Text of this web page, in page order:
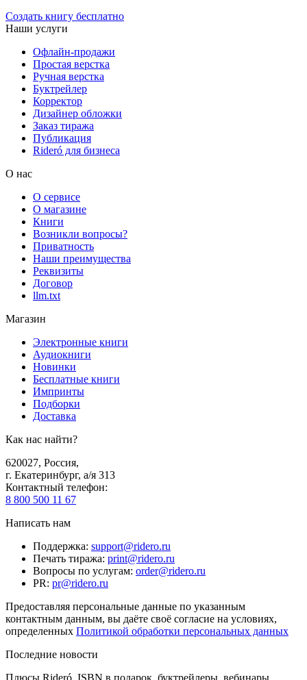
Создать книгу бесплатно
Наши услуги
Офлайн-продажи
Простая верстка
Ручная верстка
Буктрейлер
Корректор
Дизайнер обложки
Заказ тиража
Публикация
Rideró для бизнеса
О нас
О сервисе
О магазине
Книги
Возникли вопросы?
Приватность
Наши преимущества
Реквизиты
Договор
llm.txt
Магазин
Электронные книги
Аудиокниги
Новинки
Бесплатные книги
Импринты
Подборки
Доставка
Как нас найти?
620027, Россия,
г. Екатеринбург, а/я 313
Контактный телефон:
8 800 500 11 67
Написать нам
Поддержка: support@ridero.ru
Печать тиража: print@ridero.ru
Вопросы по услугам: order@ridero.ru
PR: pr@ridero.ru
Предоставляя персональные данные по указанным
контактным данным, вы даёте своё согласие на условиях,
определенных Политикой обработки персональных данных
Последние новости
Плюсы Rideró, ISBN в подарок, буктрейлеры, вебинары